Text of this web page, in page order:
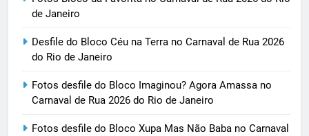
de Janeiro
Desfile do Bloco Céu na Terra no Carnaval de Rua 2026
do Rio de Janeiro
Fotos desfile do Bloco Imaginou? Agora Amassa no
Carnaval de Rua 2026 do Rio de Janeiro
Fotos desfile do Bloco Xupa Mas Não Baba no Carnaval